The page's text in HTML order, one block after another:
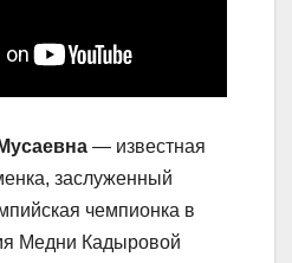
— известная
заслуженный
чемпионка в
Медни Кадыровой